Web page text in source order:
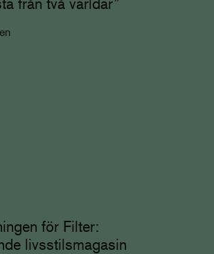
för Filter:
livsstilsmagasin